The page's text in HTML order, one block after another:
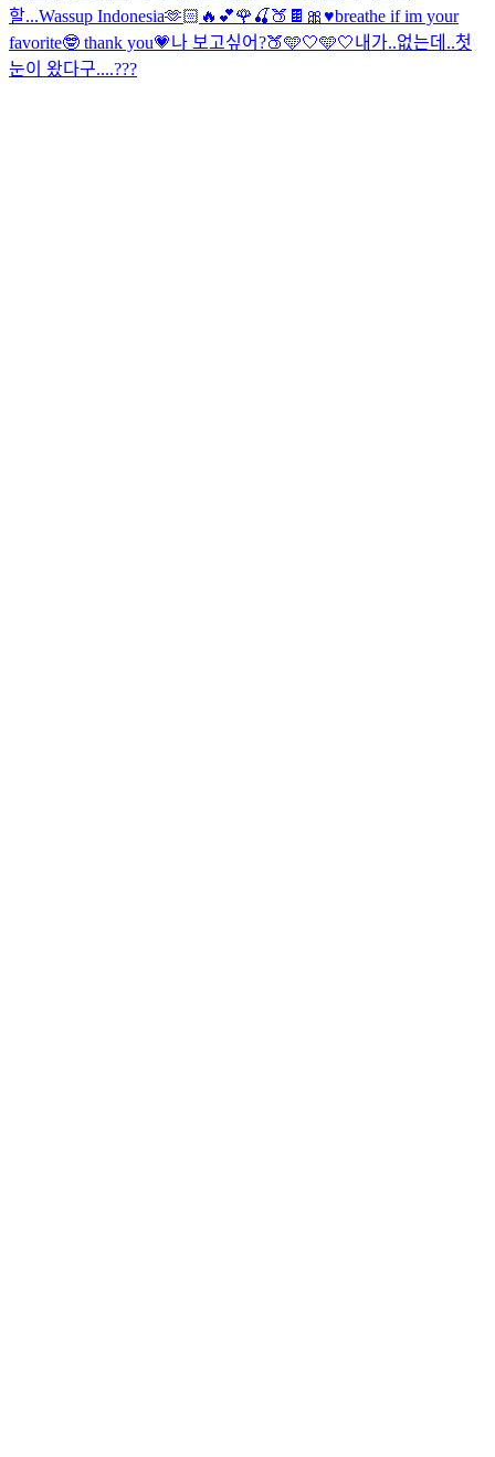
할...Wassup Indonesia🫶🏻🔥 💕🌹🍒🍑🍫🎀♥️breathe if im your
favorite🤓 thank you💗나 보고싶어?🍑🩵🤍🩵🤍내가..없는데..첫
눈이 왔다구....???